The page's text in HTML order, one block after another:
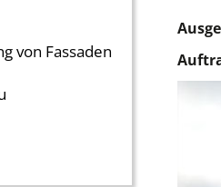
von Fassaden